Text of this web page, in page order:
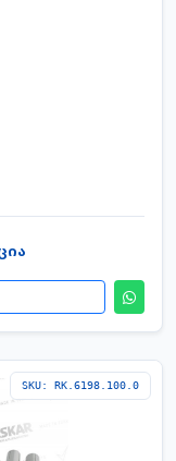
SKU: RK.6198.100.0